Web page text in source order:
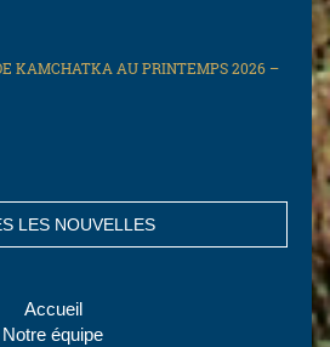
KAMCHATKA AU PRINTEMPS 2026 –
LES NOUVELLES
Accueil
Notre équipe